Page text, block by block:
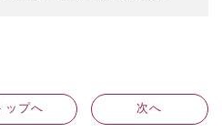
ップへ 次へ